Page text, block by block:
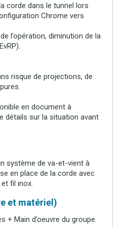
corde dans le tunnel lors
Chrome vers
l’opération, diminution de la
risque de projections, de
en document à
détails sur la situation avant
système de va-et-vient à
en place de la corde avec
fil inox.
et matériel)
+ Main d’oeuvre du groupe.